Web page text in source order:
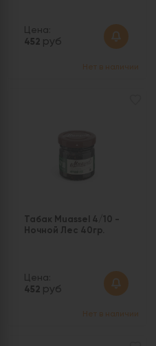
Цена:
452 руб
Нет в наличии
Табак Muassel 4/10 -
Ночной Лес 40гр.
Цена:
452 руб
Нет в наличии